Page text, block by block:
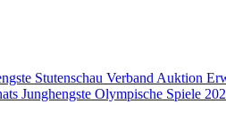
Stutenschau Verband Auktion
Junghengste Olympische Spiele